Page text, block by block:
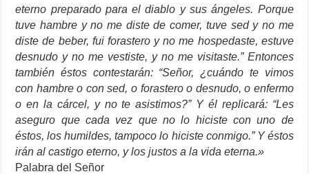
eterno preparado para el diablo y sus ángeles. Porque
tuve hambre y no me diste de comer, tuve sed y no me
diste de beber, fui forastero y no me hospedaste, estuve
desnudo y no me vestiste, y no me visitaste.” Entonces
también éstos contestarán: “Señor, ¿cuándo te vimos
con hambre o con sed, o forastero o desnudo, o enfermo
o en la cárcel, y no te asistimos?” Y él replicará: “Les
aseguro que cada vez que no lo hiciste con uno de
éstos, los humildes, tampoco lo hiciste conmigo.” Y éstos
irán al castigo eterno, y los justos a la vida eterna.»
Palabra del Señor